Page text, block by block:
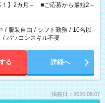
」 など、ご希望を教えてください
間。 合計で週40時間を超える場
！】2カ月～ ■ご応募から最短2～
/ 服装自由 / シフト勤務 / 10名以
/ パソコンスキル不要
る 詳細へ
掲載日：2026.08.07